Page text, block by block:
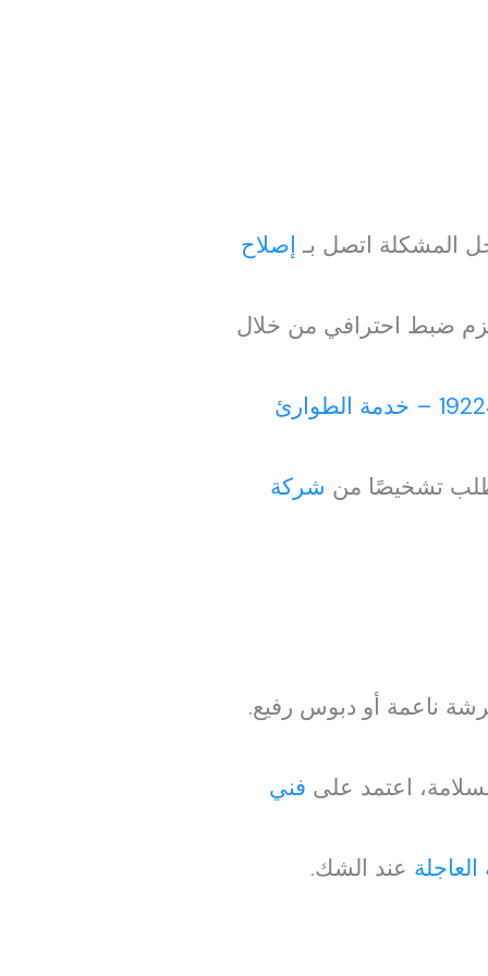
المشكلة اتصل بـ إصلاح
ضبط احترافي من خلال
19224 – خدمة الطوارئ
تشخيصًا من شركة
ناعمة أو دبوس رفيع.
اعتمد على فني
عند الشك.